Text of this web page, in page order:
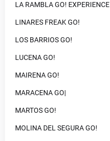
LA RAMBLA GO! EXPERIENCE
LINARES FREAK GO!
LOS BARRIOS GO!
LUCENA GO!
MAIRENA GO!
MARACENA GO|
MARTOS GO!
MOLINA DEL SEGURA GO!